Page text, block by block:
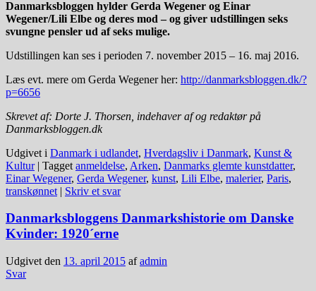
Danmarksbloggen hylder Gerda Wegener og Einar
Wegener/Lili Elbe og deres mod – og giver udstillingen seks
svungne pensler ud af seks mulige.
Udstillingen kan ses i perioden 7. november 2015 – 16. maj 2016.
Læs evt. mere om Gerda Wegener her: http://danmarksbloggen.dk/?
p=6656
Skrevet af: Dorte J. Thorsen, indehaver af og redaktør på
Danmarksbloggen.dk
Udgivet i Danmark i udlandet, Hverdagsliv i Danmark, Kunst &
Kultur | Tagget anmeldelse, Arken, Danmarks glemte kunstdatter,
Einar Wegener, Gerda Wegener, kunst, Lili Elbe, malerier, Paris,
transkønnet | Skriv et svar
Danmarksbloggens Danmarkshistorie om Danske
Kvinder: 1920´erne
Udgivet den 13. april 2015 afadmin
Svar